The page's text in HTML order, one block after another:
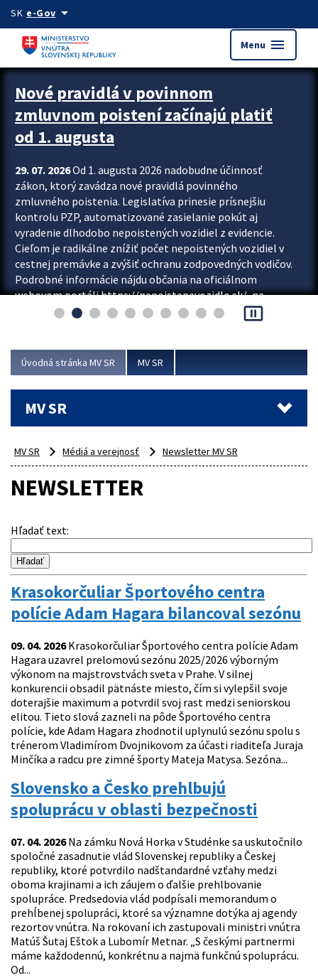
Preskocit na hlavný obsah
SK e-Govarrow_drop_down
Menu menu
Zastavit automatický posun upútavok
Nové pravidlá v povinnom
zmluvnom poistení začínajú platiť
od 1. augusta
29. 07. 2026Od 1. augusta 2026 nadobudne účinnosť
zákon, ktorý zavádza nové pravidlá povinného
zmluvného poistenia. Legislatíva prinesie prísnejšiu
kontrolu PZP, automatizované zasielanie pokút aj
vyradenie dlhodobo nepoistených vozidiel z evidencie.
Cieľom je radikálne znížiť počet nepoistených vozidiel v
cestnej premávke a zvýšiť ochranu zodpovedných vodičov.
Podrobné informácie nájdu občania na oficiálnom
webovom portáli https://nepoistenevozidlo.sk/, na
ktorom od augusta pribudne aj možnosť overiť si...
pause_presentation
Úvodná stránka MV SR MV SR
MV SR
MV SR Médiá a verejnosť Newsletter MV SR
NEWSLETTER
Hľadať text:
Krasokorčuliar Športového centra
polície Adam Hagara bilancoval sezónu
09. 04. 2026Krasokorčuliar Športového centra polície Adam
Hagara uzavrel prelomovú sezónu 2025/2026 výborným
výkonom na majstrovstvách sveta v Prahe. V silnej
konkurencii obsadil pätnáste miesto, čím si vylepšil svoje
doterajšie maximum a potvrdil svoj rast medzi seniorskou
elitou. Tieto slová zazneli na pôde Športového centra
polície, kde Adam Hagara zhodnotil uplynulú sezónu spolu s
trénerom Vladimírom Dvojnikovom za účasti riaditeľa Juraja
Minčíka a radcu pre zimné športy Mateja Matysa. Sezóna...
Slovensko a Česko prehlbujú
spoluprácu v oblasti bezpečnosti
07. 04. 2026Na zámku Nová Horka v Studénke sa uskutočnilo
spoločné zasadnutie vlád Slovenskej republiky a Českej
republiky, ktoré potvrdilo nadštandardné vzťahy medzi
oboma krajinami a ich záujem o ďalšie prehlbovanie
spolupráce. Predsedovia vlád podpísali memorandum o
prehĺbenej spolupráci, ktoré sa významne dotýka aj agendy
rezortov vnútra. Na rokovaní ich zastupovali ministri vnútra
Matúš Šutaj Eštok a Lubomír Metnar. „S českými partnermi
máme každodennú, konkrétnu a najmä funkčnú spoluprácu.
Od...